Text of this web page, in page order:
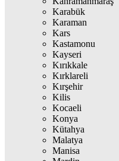
Karabük
Karaman
Kars
Kastamonu
Kayseri
Kırıkkale
Kırklareli
Kırşehir
Kilis
Kocaeli
Konya
Kütahya
Malatya
Manisa